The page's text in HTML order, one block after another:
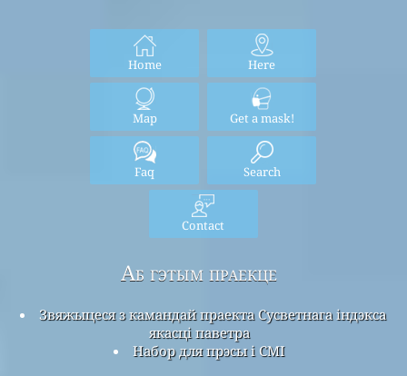
Home Here
Map Get a mask!
Faq Search
Contact
Аб гэтым праекце
Звяжыцеся з камандай праекта Сусветнага індэкса
якасці паветра
Набор для прэсы і СМІ